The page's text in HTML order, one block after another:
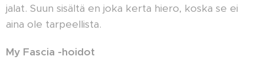
jalat. Suun sisältä en joka kerta hiero, koska se ei
aina ole tarpeellista.
My Fascia -hoidot